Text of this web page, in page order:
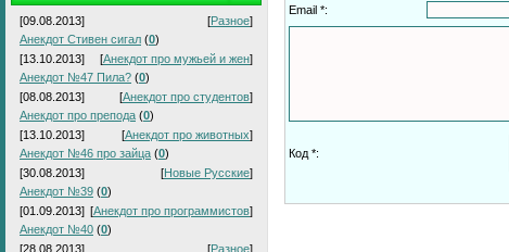
[09.08.2013] [Разное]
Анекдот Стивен сигал (0)
[13.10.2013]
[Анекдот про мужьей и жен]
Анекдот №47 Пила? (0)
[08.08.2013]
[Анекдот про студентов]
Анекдот про препода (0)
[13.10.2013]
[Анекдот про животных]
Анекдот №46 про зайца (0)
[30.08.2013]
[Новые Русские]
Анекдот №39 (0)
[01.09.2013] [Анекдот про программистов]
Анекдот №40 (0)
[28.08.2013]
[Разное]
Email *:
Код *: